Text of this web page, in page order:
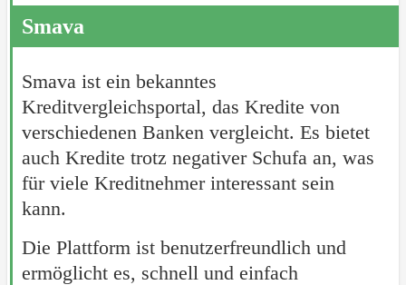
Smava
Smava ist ein bekanntes
Kreditvergleichsportal, das Kredite von
verschiedenen Banken vergleicht. Es bietet
auch Kredite trotz negativer Schufa an, was
für viele Kreditnehmer interessant sein
kann.
Die Plattform ist benutzerfreundlich und
ermöglicht es, schnell und einfach